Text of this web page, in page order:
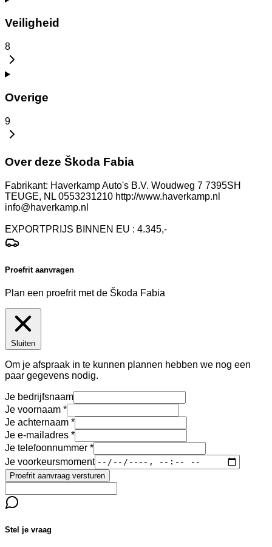
Veiligheid
8
Overige
9
Over deze Škoda Fabia
Fabrikant: Haverkamp Auto's B.V. Woudweg 7 7395SH
TEUGE, NL 0553231210 http://www.haverkamp.nl
info@haverkamp.nl
EXPORTPRIJS BINNEN EU : 4.345,-
Proefrit aanvragen
Plan een proefrit met de Škoda Fabia
Sluiten
Om je afspraak in te kunnen plannen hebben we nog een
paar gegevens nodig.
Je bedrijfsnaam
Je voornaam
Je achternaam
Je e-mailadres
Je telefoonnummer
Je voorkeursmoment
Proefrit aanvraag versturen
Stel je vraag